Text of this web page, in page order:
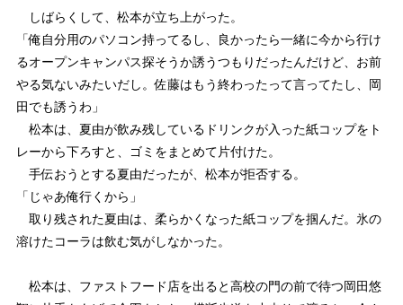
しばらくして、松本が立ち上がった。
「俺自分用のパソコン持ってるし、良かったら一緒に今から行け
るオープンキャンパス探そうか誘うつもりだったんだけど、お前
やる気ないみたいだし。佐藤はもう終わったって言ってたし、岡
田でも誘うわ」
松本は、夏由が飲み残しているドリンクが入った紙コップをト
レーから下ろすと、ゴミをまとめて片付けた。
手伝おうとする夏由だったが、松本が拒否する。
「じゃあ俺行くから」
取り残された夏由は、柔らかくなった紙コップを掴んだ。氷の
溶けたコーラは飲む気がしなかった。
松本は、ファストフード店を出ると高校の門の前で待つ岡田悠